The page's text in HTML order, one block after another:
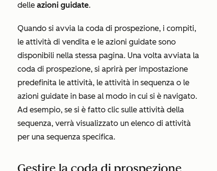
delle azioni guidate.
Quando si avvia la coda di prospezione, i compiti,
le attività di vendita e le azioni guidate sono
disponibili nella stessa pagina. Una volta avviata la
coda di prospezione, si aprirà per impostazione
predefinita le attività, le attività in sequenza o le
azioni guidate in base al modo in cui si è navigato.
Ad esempio, se si è fatto clic sulle attività della
sequenza, verrà visualizzato un elenco di attività
per una sequenza specifica.